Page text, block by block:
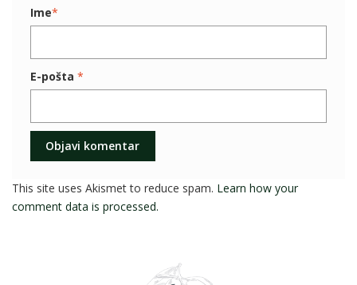
Ime*
E-pošta *
This site uses Akismet to reduce spam. Learn how your
comment data is processed.